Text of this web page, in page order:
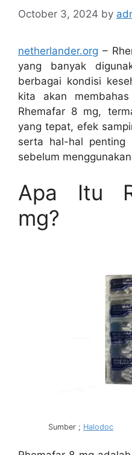
October 3, 2024 by
netherlander.org –
yang banyak
berbagai kondisi
kita akan
Rhemafar 8 mg,
yang tepat, efek
serta hal-hal penting
sebelum
Apa Itu
mg?
Sumber ; Halodoc